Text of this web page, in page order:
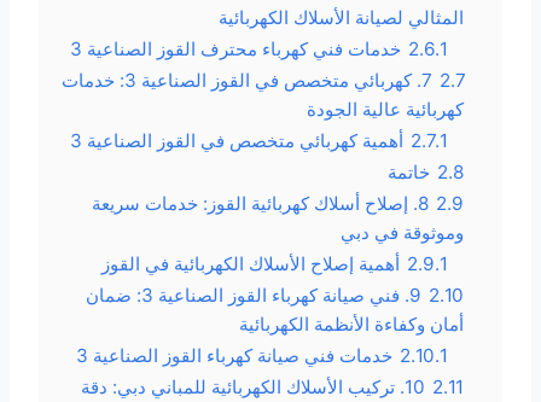
المثالي لصيانة الأسلاك الكهربائية
2.6.1 خدمات فني كهرباء محترف القوز الصناعية 3
2.7
7. كهربائي متخصص في القوز الصناعية 3: خدمات
كهربائية عالية الجودة
2.7.1 أهمية كهربائي متخصص في القوز الصناعية 3
2.8 خاتمة
2.9
8. إصلاح أسلاك كهربائية القوز: خدمات سريعة
وموثوقة في دبي
2.9.1 أهمية إصلاح الأسلاك الكهربائية في القوز
2.10
9. فني صيانة كهرباء القوز الصناعية 3: ضمان
أمان وكفاءة الأنظمة الكهربائية
2.10.1 خدمات فني صيانة كهرباء القوز الصناعية 3
2.11
10. تركيب الأسلاك الكهربائية للمباني دبي: دقة